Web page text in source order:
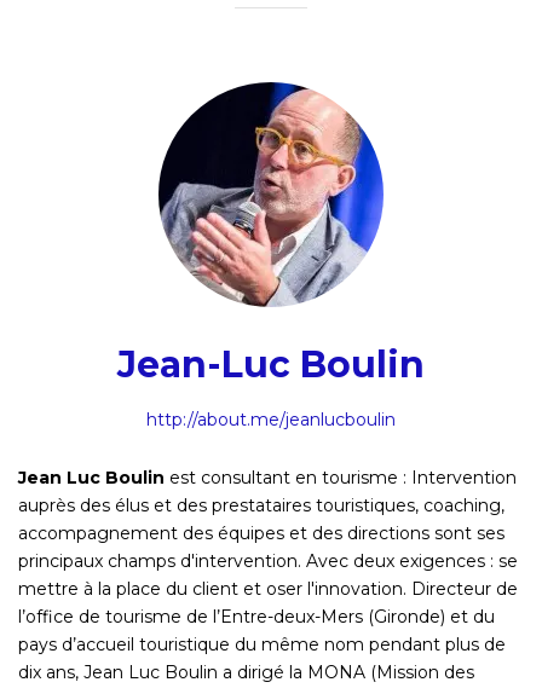
Jean-Luc Boulin
http://about.me/jeanlucboulin
Jean Luc Boulin est consultant en tourisme : Intervention
auprès des élus et des prestataires touristiques, coaching,
accompagnement des équipes et des directions sont ses
principaux champs d'intervention. Avec deux exigences : se
mettre à la place du client et oser l'innovation. Directeur de
l’office de tourisme de l’Entre-deux-Mers (Gironde) et du
pays d’accueil touristique du même nom pendant plus de
dix ans, Jean Luc Boulin a dirigé la MONA (Mission des